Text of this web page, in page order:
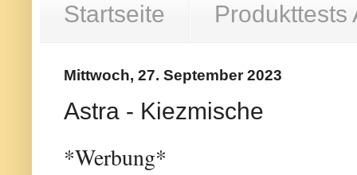
Startseite Produkttests
Mittwoch, 27. September 2023
Astra - Kiezmische
*Werbung*